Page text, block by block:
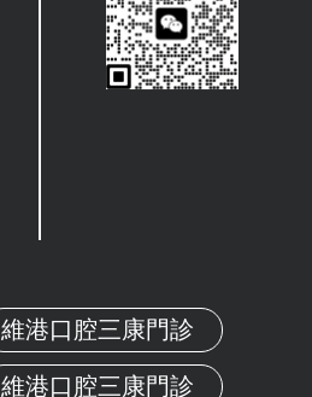
維港口腔三康門診
維港口腔三康門診